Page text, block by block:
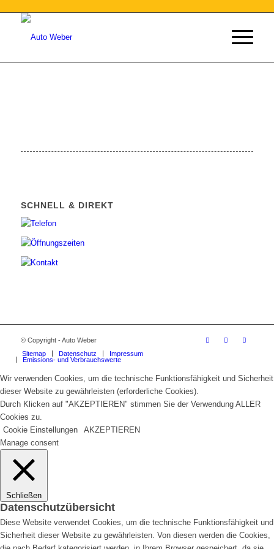
SCHNELL & DIREKT
© Copyright - Auto Weber
Sitemap
Datenschutz
Impressum
Emissions- und Verbrauchswerte
Wir verwenden Cookies, um die technische Funktionsfähigkeit und Sicherheit
dieser Website zu gewährleisten (erforderliche Cookies).
Durch Klicken auf "AKZEPTIEREN" stimmen Sie der Verwendung ALLER
Cookies zu.
Cookie Einstellungen
AKZEPTIEREN
Manage consent
Schließen
Datenschutzübersicht
Diese Website verwendet Cookies, um die technische Funktionsfähigkeit und
Sicherheit dieser Website zu gewährleisten. Von diesen werden die Cookies,